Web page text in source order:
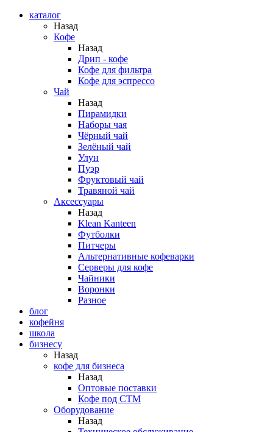
каталог
Назад
Кофе
Назад
Дрип - кофе
Кофе для фильтра
Кофе для эспрессо
Чай
Назад
Пирамидки
Наборы чая
Чёрный чай
Зелёный чай
Улун
Пуэр
Фруктовый чай
Травяной чай
Аксессуары
Назад
Klean Kanteen
Футболки
Питчеры
Альтернативные кофеварки
Серверы для кофе
Чайники
Воронки
Разное
блог
кофейня
школа
бизнесу
Назад
кофе для бизнеса
Назад
Оптовые поставки
Кофе под СТМ
Оборудование
Назад